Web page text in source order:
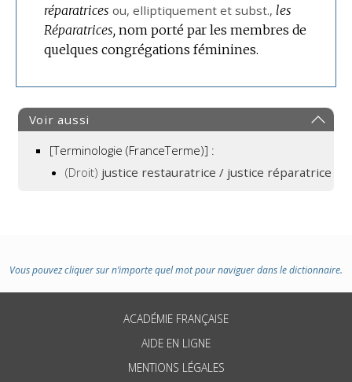
réparatrices ou, elliptiquementet subst., les
Réparatrices, nom porté par les membres de
quelques congrégations féminines.
Voir aussi
[Terminologie (FranceTerme)] :
(Droit) justice restauratrice / justice réparatrice
Vous pouvez cliquer sur n’importe quel mot pour naviguer dans le dictionnaire.
ACADÉMIE FRANÇAISE
AIDE EN LIGNE
MENTIONS LÉGALES